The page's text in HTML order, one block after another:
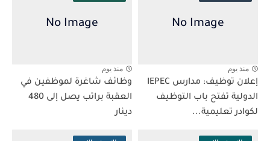
منذ يوم
إعلان توظيف: مدارس IEPEC
الدولية تفتح باب التوظيف
لكوادر تعليمية...
منذ يوم
وظائف شاغرة لموظفين في
العقبة براتب يصل إلى 480
دينار